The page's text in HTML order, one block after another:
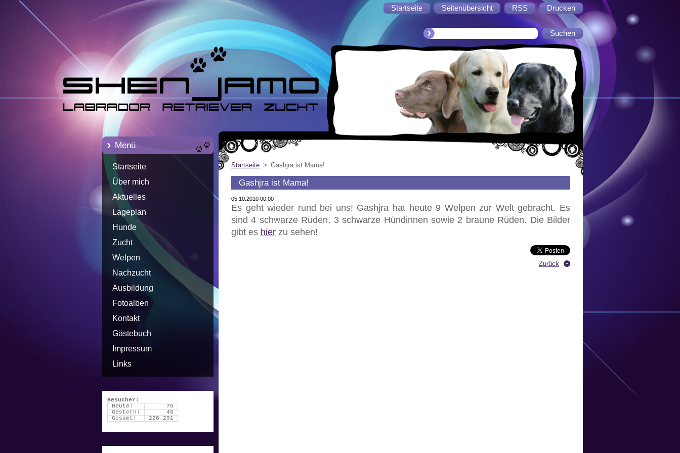
Startseite Seitenübersicht RSS Drucken
Menü
Startseite
Über mich
Aktuelles
Lageplan
Hunde
Zucht
Welpen
Nachzucht
Ausbildung
Fotoalben
Kontakt
Gästebuch
Impressum
Links
Besucher:
Heute:
70
Gestern:
48
Gesamt:
228.291
Startseite > Gashjra ist Mama!
Gashjra ist Mama!
05.10.2010 00:00
Es geht wieder rund bei uns! Gashjra hat heute 9 Welpen zur Welt gebracht. Es
sind 4 schwarze Rüden, 3 schwarze Hündinnen sowie 2 braune Rüden. Die Bilder
gibt es hier zu sehen!
Zurück